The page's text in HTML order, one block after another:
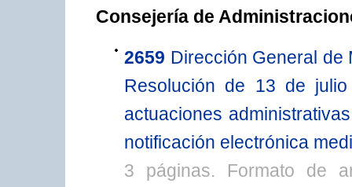
Consejería de
2659 Dirección General de
Resolución de 13 de
actuaciones
notificación electrónica
3 páginas. Formato de